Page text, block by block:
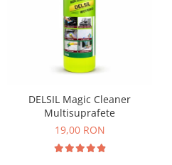
DELSIL Magic Cleaner
Multisuprafete
19,00 RON